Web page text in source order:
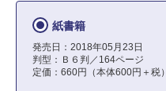
紙書籍
発売日：2018年05月23日
判型：Ｂ６判／164ページ
定価：660円（本体600円＋税）